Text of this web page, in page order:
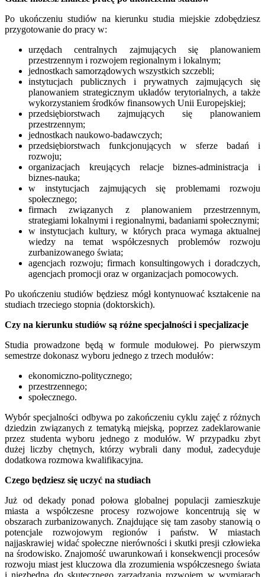
Po ukończeniu studiów na kierunku studia miejskie zdobędziesz
przygotowanie do pracy w:
urzędach centralnych zajmujących się planowaniem
przestrzennym i rozwojem regionalnym i lokalnym;
jednostkach samorządowych wszystkich szczebli;
instytucjach publicznych i prywatnych zajmujących się
planowaniem strategicznym układów terytorialnych, a także
wykorzystaniem środków finansowych Unii Europejskiej;
przedsiębiorstwach zajmujących się planowaniem
przestrzennym;
jednostkach naukowo-badawczych;
przedsiębiorstwach funkcjonujących w sferze badań i
rozwoju;
organizacjach kreujących relacje biznes-administracja i
biznes-nauka;
w instytucjach zajmujących się problemami rozwoju
społecznego;
firmach związanych z planowaniem przestrzennym,
strategiami lokalnymi i regionalnymi, badaniami społecznymi;
w instytucjach kultury, w których praca wymaga aktualnej
wiedzy na temat współczesnych problemów rozwoju
zurbanizowanego świata;
agencjach rozwoju; firmach konsultingowych i doradczych,
agencjach promocji oraz w organizacjach pomocowych.
Po ukończeniu studiów będziesz mógł kontynuować kształcenie na
studiach trzeciego stopnia (doktorskich).
Czy na kierunku studiów są różne specjalności i specjalizacje
Studia prowadzone będą w formule modułowej. Po pierwszym
semestrze dokonasz wyboru jednego z trzech modułów:
ekonomiczno-politycznego;
przestrzennego;
społecznego.
Wybór specjalności odbywa po zakończeniu cyklu zajęć z różnych
dziedzin związanych z tematyką miejską, poprzez zadeklarowanie
przez studenta wyboru jednego z modułów. W przypadku zbyt
dużej liczby chętnych, którzy wybrali dany moduł, zadecyduje
dodatkowa rozmowa kwalifikacyjna.
Czego będziesz się uczyć na studiach
Już od dekady ponad połowa globalnej populacji zamieszkuje
miasta a współczesne procesy rozwojowe koncentrują się w
obszarach zurbanizowanych. Znajdujące się tam zasoby stanowią o
potencjale rozwojowym regionów i państw. W miastach
najjaskrawiej widać społeczne nierówności i skutki presji człowieka
na środowisko. Znajomość uwarunkowań i konsekwencji procesów
rozwoju miast jest kluczowa dla zrozumienia współczesnego świata
i niezbędna do skutecznego zarządzania rozwojem w wymiarach